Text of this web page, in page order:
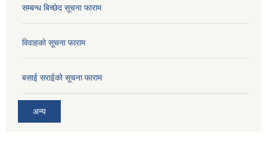
सम्बन्ध बिच्छेद सूचना फाराम
विवाहको सूचना फाराम
बसाई सराईको सूचना फाराम
अन्य